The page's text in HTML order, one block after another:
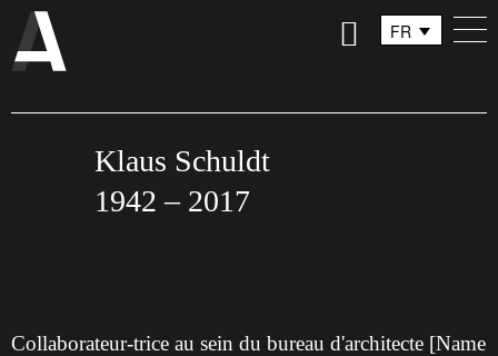
FR
Klaus Schuldt
1942 – 2017
Collaborateur-trice au sein du bureau d'architecte [Name